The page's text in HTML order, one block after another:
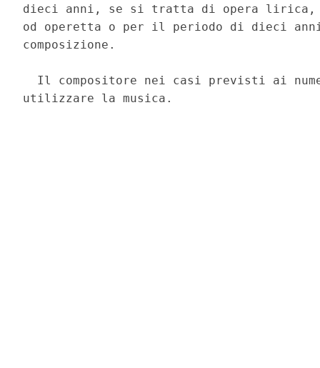
dieci anni, se si tratta di opera lirica,
od operetta o per il periodo di dieci
composizione.
Il compositore nei casi previsti ai